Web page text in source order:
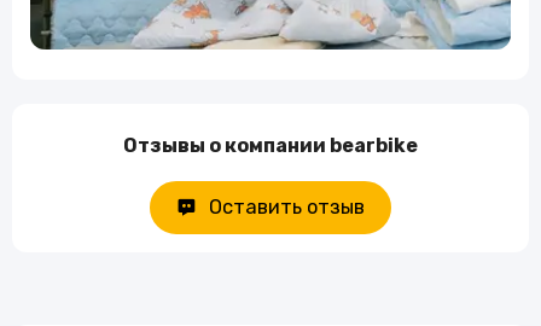
Отзывы о компании bearbike
Оставить отзыв